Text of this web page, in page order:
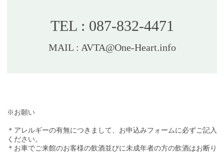
TEL : 087-832-4471
MAIL : AVTA@One-Heart.info
※お願い
＊アレルギーの有無につきまして、お申込みフォームに必ずご記入
ください。
＊お車でご来館のお客様の飲酒並びに未成年者の方の飲酒はお断り